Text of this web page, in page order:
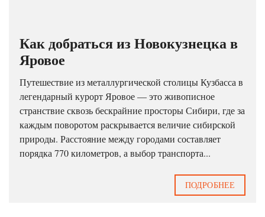
Как добраться из Новокузнецка в
Яровое
Путешествие из металлургической столицы Кузбасса в
легендарный курорт Яровое — это живописное
странствие сквозь бескрайние просторы Сибири, где за
каждым поворотом раскрывается величие сибирской
природы. Расстояние между городами составляет
порядка 770 километров, а выбор транспорта...
ПОДРОБНЕЕ